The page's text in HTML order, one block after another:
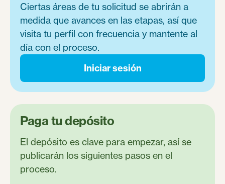
Ciertas áreas de tu solicitud se abrirán a
medida que avances en las etapas, así que
visita tu perfil con frecuencia y mantente al
día con el proceso.
Iniciar sesión
Paga tu depósito
El depósito es clave para empezar, así se
publicarán los siguientes pasos en el
proceso.